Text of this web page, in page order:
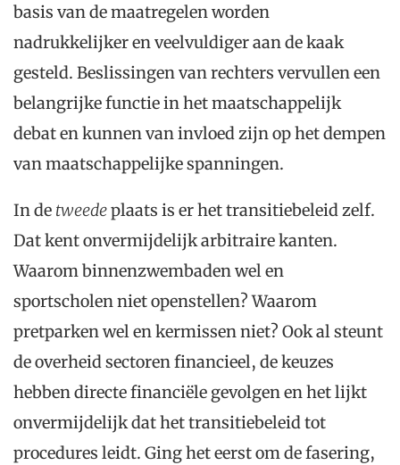
basis van de maatregelen worden
nadrukkelijker en veelvuldiger aan de kaak
gesteld. Beslissingen van rechters vervullen een
belangrijke functie in het maatschappelijk
debat en kunnen van invloed zijn op het dempen
van maatschappelijke spanningen.
In de tweedeplaats is er het transitiebeleid zelf.
Dat kent onvermijdelijk arbitraire kanten.
Waarom binnenzwembaden wel en
sportscholen niet openstellen? Waarom
pretparken wel en kermissen niet? Ook al steunt
de overheid sectoren financieel, de keuzes
hebben directe financiële gevolgen en het lijkt
onvermijdelijk dat het transitiebeleid tot
procedures leidt. Ging het eerst om de fasering,